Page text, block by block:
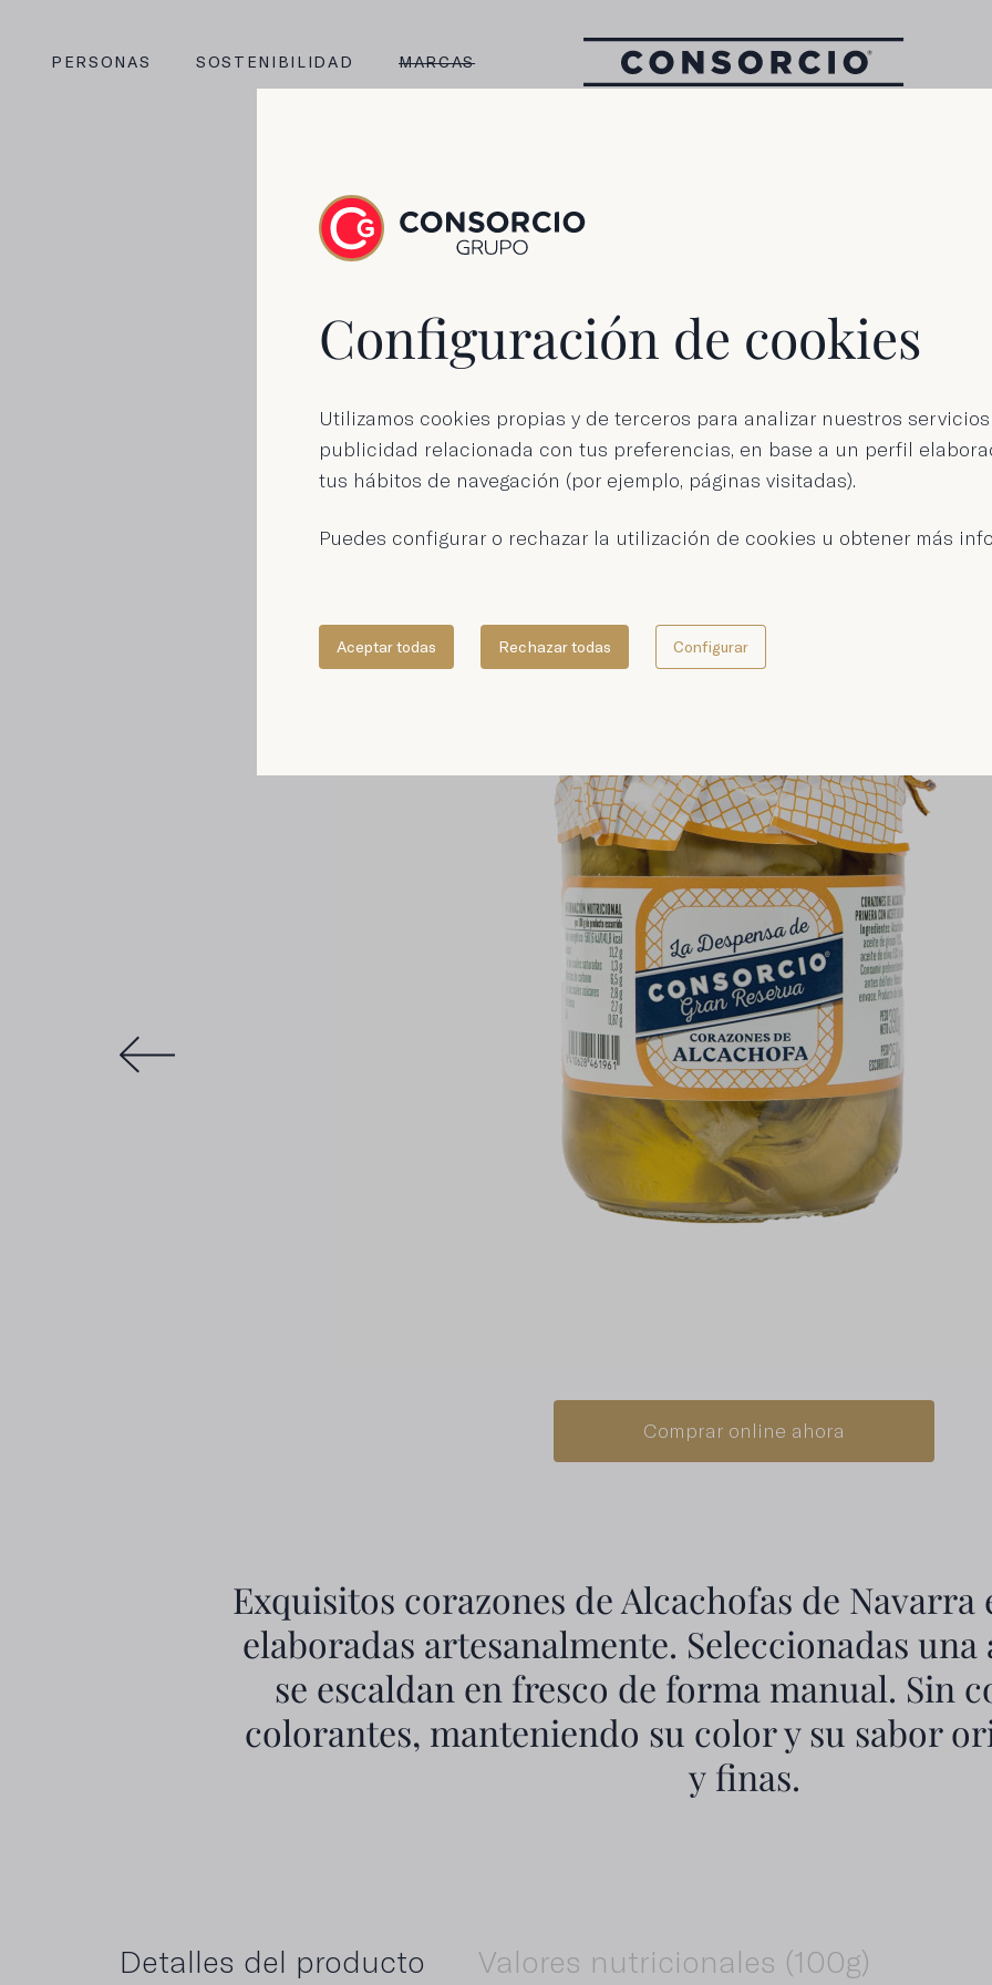
PERSONAS SOSTENIBILIDAD MARCAS
Corazones de
Alcachofa en
oliva 10/12
Comprar online ahora
Exquisitos corazones de Alcachofas de Navarra
elaboradas artesanalmente. Seleccionadas una
se escaldan en fresco de forma manual. Sin
colorantes, manteniendo su color y su sabor
y finas.
Detalles del producto Valores nutricionales (100g)
Configuración de cookies
Utilizamos cookies propias y de terceros para analizar nuestros
publicidad relacionada con tus preferencias, en base a un perfil
tus hábitos de navegación (por ejemplo, páginas visitadas).
Puedes configurar o rechazar la utilización de cookies u obtener más
Aceptar todas Rechazar todas Configurar